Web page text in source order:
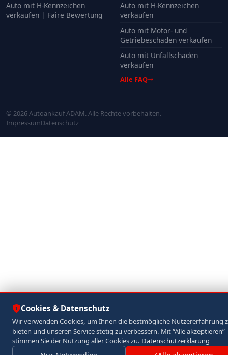
Auto mit H-Kennzeichen
verkaufen | Faire Bewertung
Auto mit H-Kennzeichen
verkaufen
Auto mit Motor- und
Getriebeschaden verkaufen
Auto mit Unfallschaden
verkaufen
Alle FAQ
© 2026 Autoankauf ADAM. Alle Rechte vorbehalten.
ImpressumDatenschutz
Cookies & Datenschutz
Wir verwenden Cookies, um Ihnen die bestmögliche Nutzererfahrung
bieten und unseren Service stetig zu verbessern. Mit “Alle akzeptieren”
stimmen Sie der Nutzung aller Cookies zu. Datenschutzerklärung